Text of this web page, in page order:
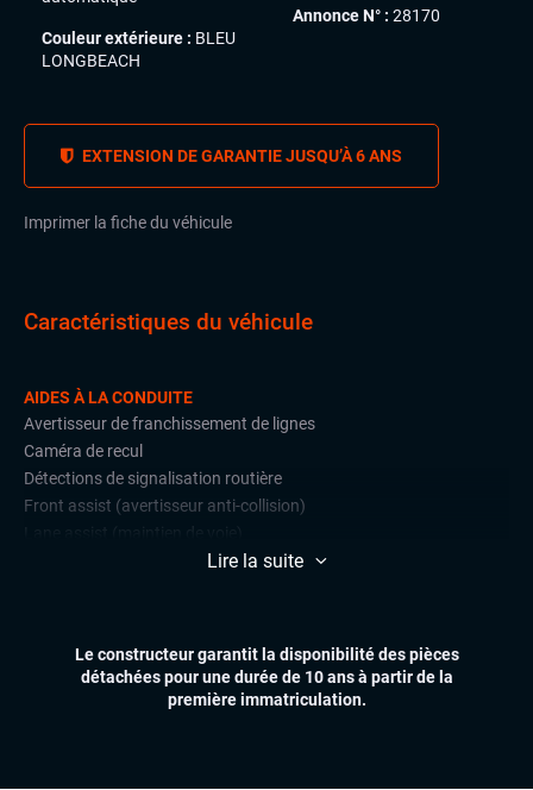
Couleur extérieure : BLEU
LONGBEACH
Annonce N° : 28170
EXTENSION DE GARANTIE JUSQU’À 6 ANS
Imprimer la fiche du véhicule
Caractéristiques du véhicule
AIDES À LA CONDUITE
Avertisseur de franchissement de lignes
Caméra de recul
Détections de signalisation routière
Front assist (avertisseur anti-collision)
Radars de stationnement avant et arrière
Climatisation automatique
Démarrage mains libres
Lire la suite
Le constructeur garantit la disponibilité des pièces
détachées pour une durée de 10 ans à partir de la
première immatriculation.